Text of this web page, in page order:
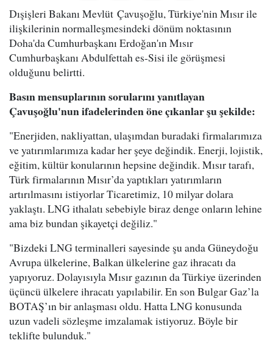
Dışişleri Bakanı Mevlüt Çavuşoğlu, Türkiye'nin Mısır ile
ilişkilerinin normalleşmesindeki dönüm noktasının
Doha'da Cumhurbaşkanı Erdoğan'ın Mısır
Cumhurbaşkanı Abdulfettah es-Sisi ile görüşmesi
olduğunu belirtti.
Basın mensuplarının sorularını yanıtlayan
Çavuşoğlu'nun ifadelerinden öne çıkanlar şu şekilde:
"Enerjiden, nakliyattan, ulaşımdan buradaki firmalarımıza
ve yatırımlarımıza kadar her şeye değindik. Enerji, lojistik,
eğitim, kültür konularının hepsine değindik. Mısır tarafı,
Türk firmalarının Mısır’da yaptıkları yatırımların
artırılmasını istiyorlar Ticaretimiz, 10 milyar dolara
yaklaştı. LNG ithalatı sebebiyle biraz denge onların lehine
ama biz bundan şikayetçi değiliz."
"Bizdeki LNG terminalleri sayesinde şu anda Güneydoğu
Avrupa ülkelerine, Balkan ülkelerine gaz ihracatı da
yapıyoruz. Dolayısıyla Mısır gazının da Türkiye üzerinden
üçüncü ülkelere ihracatı yapılabilir. En son Bulgar Gaz’la
BOTAŞ’ın bir anlaşması oldu. Hatta LNG konusunda
uzun vadeli sözleşme imzalamak istiyoruz. Böyle bir
teklifte bulunduk."